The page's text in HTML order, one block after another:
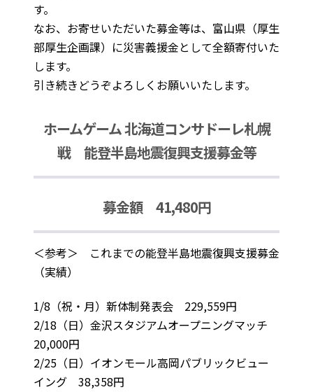
す。
なお、お寄せいただいた募金等は、富山県（厚生
部厚生企画課）に災害義援金として全額寄付いた
します。
引き続きどうぞよろしくお願いいたします。
ホームゲーム 北海道コンサドーレ札幌
戦 能登半島地震復興支援募金等
募金額 41,480円
＜参考＞ これまでの能登半島地震復興支援募金
（実績）
1/8（祝・月）新体制発表会 229,559円
2/18（日）金沢スタジアムオープニングマッチ
20,000円
2/25（日）イオンモール高岡パブリックビュー
イング 38,358円